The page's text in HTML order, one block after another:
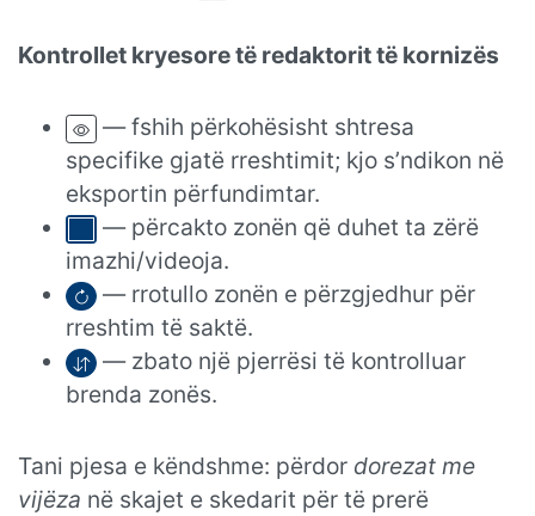
Kontrollet kryesore të redaktorit të kornizës
— fshih përkohësisht shtresa
specifike gjatë rreshtimit; kjo s’ndikon në
eksportin përfundimtar.
— përcakto zonën që duhet ta zërë
imazhi/videoja.
— rrotullo zonën e përzgjedhur për
rreshtim të saktë.
— zbato një pjerrësi të kontrolluar
brenda zonës.
Tani pjesa e këndshme: përdor dorezat me
vijëza në skajet e skedarit për të prerë